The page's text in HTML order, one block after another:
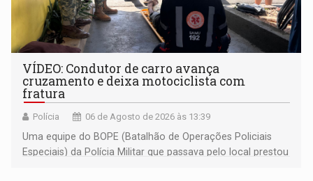
VÍDEO: Condutor de carro avança
cruzamento e deixa motociclista com
fratura
Polícia 06 de Agosto de 2026 às 13:39
Uma equipe do BOPE (Batalhão de Operações Policiais
Especiais) da Polícia Militar que passava pelo local prestou